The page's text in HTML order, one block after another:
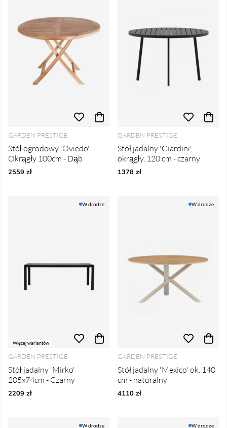
GARDEN PRESTIGE
Stół ogrodowy 'Oviedo'
Okrągły 100cm - Dąb
2559 zł
GARDEN PRESTIGE
Stół jadalny 'Giardini',
okrągły, 120 cm - czarny
1378 zł
Więcej wariantów
W drodze
GARDEN PRESTIGE
Stół jadalny 'Mirko'
205x74cm - Czarny
2209 zł
W drodze
GARDEN PRESTIGE
Stół jadalny 'Mexico' ok. 140
cm - naturalny
4110 zł
W drodze W drodze